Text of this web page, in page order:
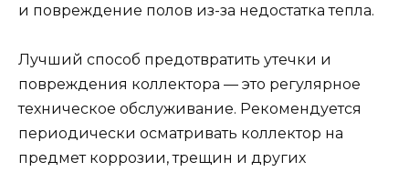
и повреждение полов из-за недостатка тепла.
Лучший способ предотвратить утечки и
повреждения коллектора — это регулярное
техническое обслуживание. Рекомендуется
периодически осматривать коллектор на
предмет коррозии, трещин и других